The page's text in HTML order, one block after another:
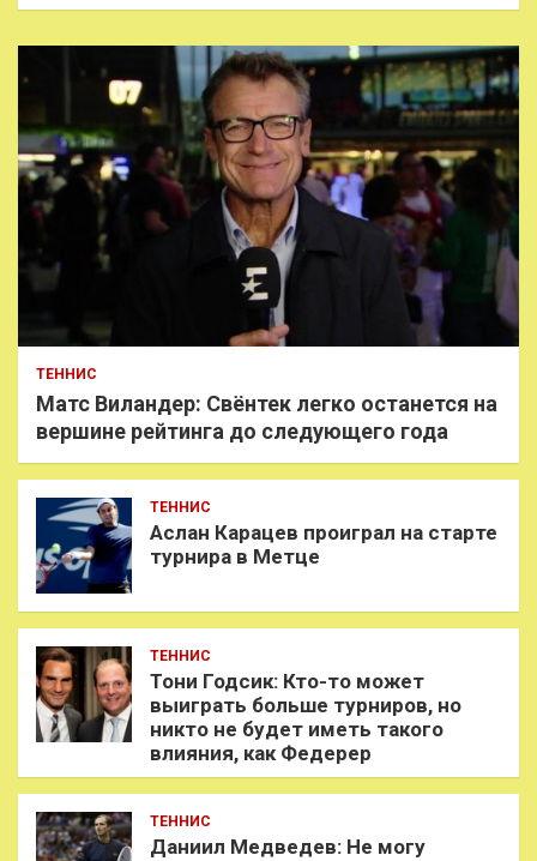
ТЕННИС
Матс Виландер: Свёнтек легко останется на
вершине рейтинга до следующего года
ТЕННИС
Аслан Карацев проиграл на старте
турнира в Метце
ТЕННИС
Тони Годсик: Кто-то может
выиграть больше турниров, но
никто не будет иметь такого
влияния, как Федерер
ТЕННИС
Даниил Медведев: Не могу